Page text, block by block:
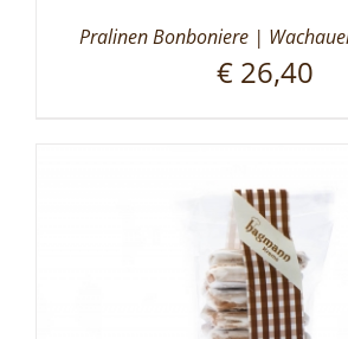
Pralinen Bonboniere |
€ 26,40